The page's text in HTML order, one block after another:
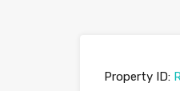
Property ID: